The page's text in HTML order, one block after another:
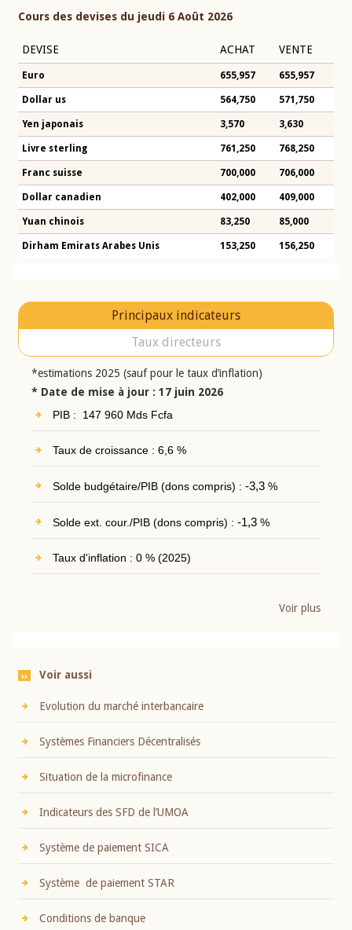
Cours des devises du jeudi 6 Août 2026
DEVISE ACHAT VENTE
Euro 655,957 655,957
Dollar us 564,750 571,750
Yen japonais 3,570 3,630
Livre sterling 761,250 768,250
Franc suisse 700,000 706,000
Dollar canadien 402,000 409,000
Yuan chinois 83,250 85,000
Dirham Emirats Arabes Unis 153,250 156,250
Principaux indicateurs
Taux directeurs
*estimations 2025 (sauf pour le taux d’inflation)
* Date de mise à jour : 17 juin 2026
PIB : 147 960 Mds Fcfa
Taux de croissance : 6,6 %
Solde budgétaire/PIB (dons compris) : -3,3%
Solde ext. cour./PIB (dons compris) : -1,3%
Taux d'inflation : 0 % (2025)
Voir plus
Voir aussi
Evolution du marché interbancaire
Systèmes Financiers Décentralisés
Situation de la microfinance
Indicateurs des SFD de l’UMOA
Système de paiement SICA
Système de paiement STAR
Conditions de banque